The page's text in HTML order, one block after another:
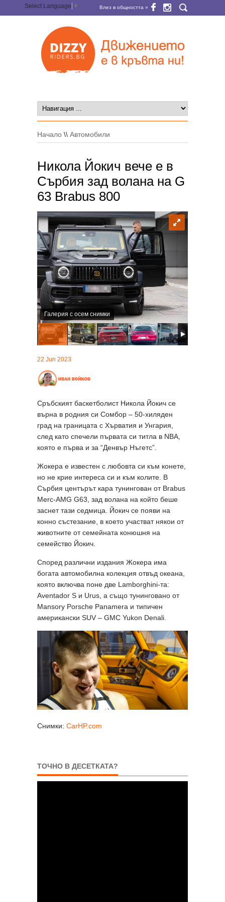
Select Language ▼ Влез в общността »
Начало \\ Автомобили
Никола Йокич вече е в
Сърбия зад волана на G
63 Brabus 800
Галерия с осем снимки
22 Jun 2023
Сръбският баскетболист Никола Йокич се
върна в родния си Сомбор – 50-хиляден
град на границата с Хърватия и Унгария,
след като спечели първата си титла в NBA,
която е първа и за “Денвър Нъгетс”.
Жокера е известен с любовта си към конете,
но не крие интереса си и към колите. В
Сърбия центърът кара тунингован от Brabus
Merc-AMG G63, зад волана на който беше
заснет тази седмица. Йокич се появи на
конно състезание, в което участват някои от
животните от семейната конюшня на
семейство Йокич.
Според различни издания Жокера има
богата автомобилна колекция отвъд океана,
която включва поне две Lamborghini-та:
Aventador S и Urus, а също тунинговано от
Mansory Porsche Panamera и типичен
американски SUV – GMC Yukon Denali.
Снимки: CarHP.com
ТОЧНО В ДЕСЕТКАТА?